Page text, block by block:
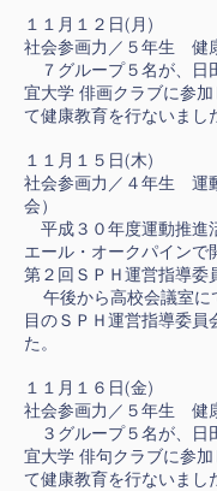
１１月１２日(月)
社会参画力／５年生 健
７グループ５名が、日
宜大学 俳画クラブに参
て健康教育を行ないまし
１１月１５日(木)
社会参画力／４年生 運
会）
平成３０年度運動推進
エール・オークパインで
第２回ＳＰＨ運営指導委
午後から高校会議室に
目のＳＰＨ運営指導委員
た。
１１月１６日(金)
社会参画力／５年生 健
３グループ５名が、日
宜大学 俳句クラブに参
て健康教育を行ないまし